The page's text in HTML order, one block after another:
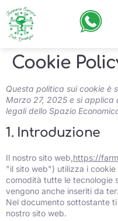
Cookie
Questa politica sui cookie
Marzo 27, 2025 e si applica
legali dello Spazio
1. Introduzione
Il nostro sito web, https://
"il sito web") utilizza i
comodità tutte le tecnologie
vengono anche inseriti da
Nel documento sottostante
nostro sito web.